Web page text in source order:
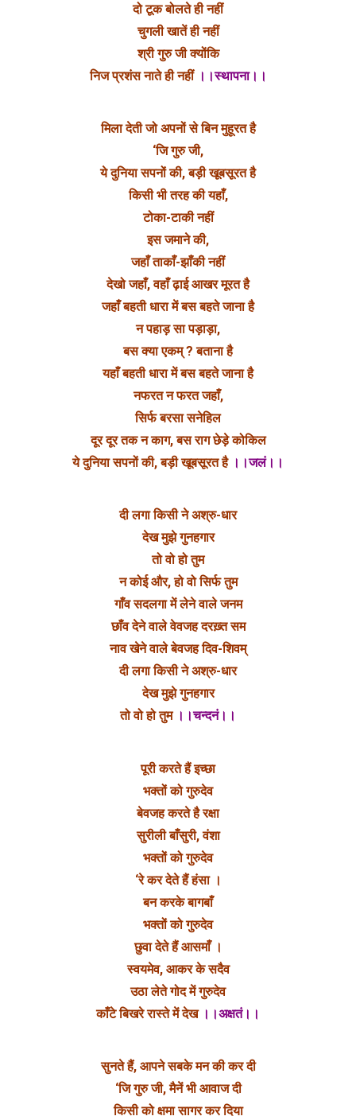
दो टूक बोलते ही नहीं
चुगली खातें ही नहीं
श्री गुरु जी क्योंकि
निज प्रशंस नाते ही नहीं ।।स्थापना।।
मिला देती जो अपनों से बिन मुहूरत है
‘जि गुरु जी,
ये दुनिया सपनों की, बड़ी खूबसूरत है
किसी भी तरह की यहाँ,
टोका-टाकी नहीं
इस जमाने की,
जहाँ ताकाँ-झाँकी नहीं
देखो जहाँ, वहाँ ढ़ाई आखर मूरत है
जहाँ बहती धारा में बस बहते जाना है
न पहाड़ सा पड़ाड़ा,
बस क्या एकम् ? बताना है
यहाँ बहती धारा में बस बहते जाना है
नफरत न फरत जहाँ,
सिर्फ बरसा सनेहिल
दूर दूर तक न काग, बस राग छेड़े कोकिल
ये दुनिया सपनों की, बड़ी खूबसूरत है ।।जलं।।
दी लगा किसी ने अश्रु-धार
देख मुझे गुनहगार
तो वो हो तुम
न कोई और, हो वो सिर्फ तुम
गाँव सदलगा में लेने वाले जनम
छाँव देने वाले वेवजह दरख़्त सम
नाव खेने वाले बेवजह दिव-शिवम्
दी लगा किसी ने अश्रु-धार
देख मुझे गुनहगार
तो वो हो तुम।।चन्दनं।।
पूरी करते हैं इच्छा
भक्तों को गुरुदेव
बेवजह करते है रक्षा
सुरीली बाँसुरी, वंशा
भक्तों को गुरुदेव
‘रे कर देते हैं हंसा ।
बन करके बागबाँ
भक्तों को गुरुदेव
छुवा देते हैं आसमाँ ।
स्वयमेव, आकर के सदैव
उठा लेते गोद में गुरुदेव
काँटे बिखरे रास्ते में देख ।।अक्षतं।।
सुनते हैं, आपने सबके मन की कर दी
‘जि गुरु जी, मैनें भी आवाज दी
किसी को क्षमा सागर कर दिया